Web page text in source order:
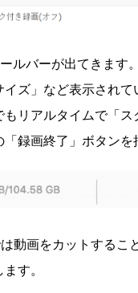
ルバーが出てきます
ズ」など表示されて
リアルタイムで「ス
録画終了」ボタンを
動画をカットするこ
す。